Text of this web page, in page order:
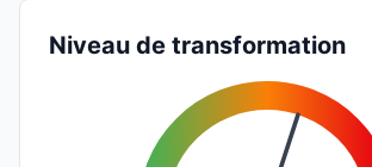
Niveau de transformation